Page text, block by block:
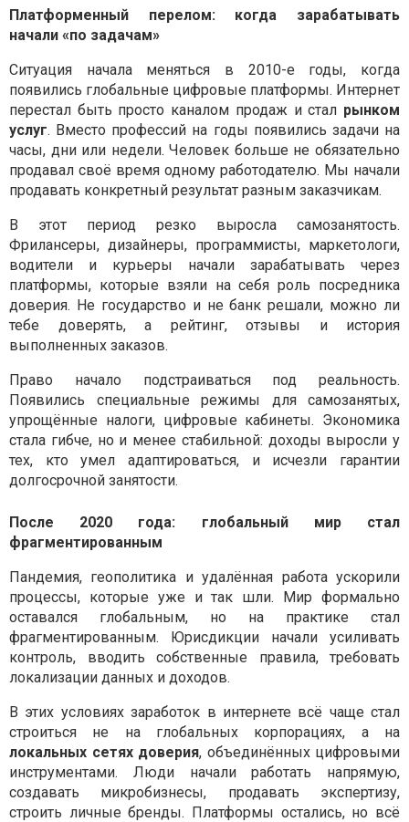
Платформенный перелом: когда зарабатывать
начали «по задачам»
Ситуация начала меняться в 2010-е годы, когда
появились глобальные цифровые платформы. Интернет
перестал быть просто каналом продаж и стал рынком
услуг. Вместо профессий на годы появились задачи на
часы, дни или недели. Человек больше не обязательно
продавал своё время одному работодателю. Мы начали
продавать конкретный результат разным заказчикам.
В этот период резко выросла самозанятость.
Фрилансеры, дизайнеры, программисты, маркетологи,
водители и курьеры начали зарабатывать через
платформы, которые взяли на себя роль посредника
доверия. Не государство и не банк решали, можно ли
тебе доверять, а рейтинг, отзывы и история
выполненных заказов.
Право начало подстраиваться под реальность.
Появились специальные режимы для самозанятых,
упрощённые налоги, цифровые кабинеты. Экономика
стала гибче, но и менее стабильной: доходы выросли у
тех, кто умел адаптироваться, и исчезли гарантии
долгосрочной занятости.
После 2020 года: глобальный мир стал
фрагментированным
Пандемия, геополитика и удалённая работа ускорили
процессы, которые уже и так шли. Мир формально
оставался глобальным, но на практике стал
фрагментированным. Юрисдикции начали усиливать
контроль, вводить собственные правила, требовать
локализации данных и доходов.
В этих условиях заработок в интернете всё чаще стал
строиться не на глобальных корпорациях, а на
локальных сетях доверия, объединённых цифровыми
инструментами. Люди начали работать напрямую,
создавать микробизнесы, продавать экспертизу,
строить личные бренды. Платформы остались, но всё